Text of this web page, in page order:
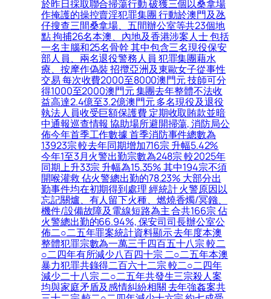
於昨日採取聯合掃蕩行動 破獲三個以桑拿場
作掩護的操控賣淫犯罪集團 行動於澳門及氹
仔搜查三間桑拿場、五間辦公室等共23個地
點 拘捕26名本澳、內地及香港涉案人士 包括
一名主腦和25名骨幹 其中包含三名現役保安
部人員、兩名退役警務人員 犯罪集團藉水
療、按摩作偽裝 招攬亞洲及東歐女子從事性
交易 每次收費2000至8000澳門元 技師可分
得1000至2000澳門元 集團去年整體不法收
益高達2.4億至3.2億澳門元 多名現役及退役
執法人員收受巨額保護費 定期收取賄款並暗
中通報巡查情報 協助場所避開掃蕩, 消防局公
佈今年首季工作數據 首季消防事件總數為
13923宗 較去年同期增加716宗 升幅5.42%
今年1至3月火警出勤宗數為248宗 較2025年
同期上升33宗 升幅為15.35% 其中194宗不須
開喉灌救 佔火警總出勤的78.23% 大部分出
勤事件均在初期得到處理 經統計 火警原因以
忘記關爐、有人留下火種、燃燒香燭/冥鏹、
機件/設備故障及電線短路為主 合共166宗 佔
火警總出勤的66.94%, 保安司司長辦公室公
佈二○二五年罪案統計資料顯示 去年度本澳
整體犯罪宗數為一萬三千四百五十八宗 較二
○二四年有所減少八百四十宗 二○二五年本澳
暴力犯罪共錄得二百六十二宗 較二○二四年
減少二十八宗 二○二五年共發生三宗殺人案
均與家庭矛盾及感情糾紛相關 去年強姦案共